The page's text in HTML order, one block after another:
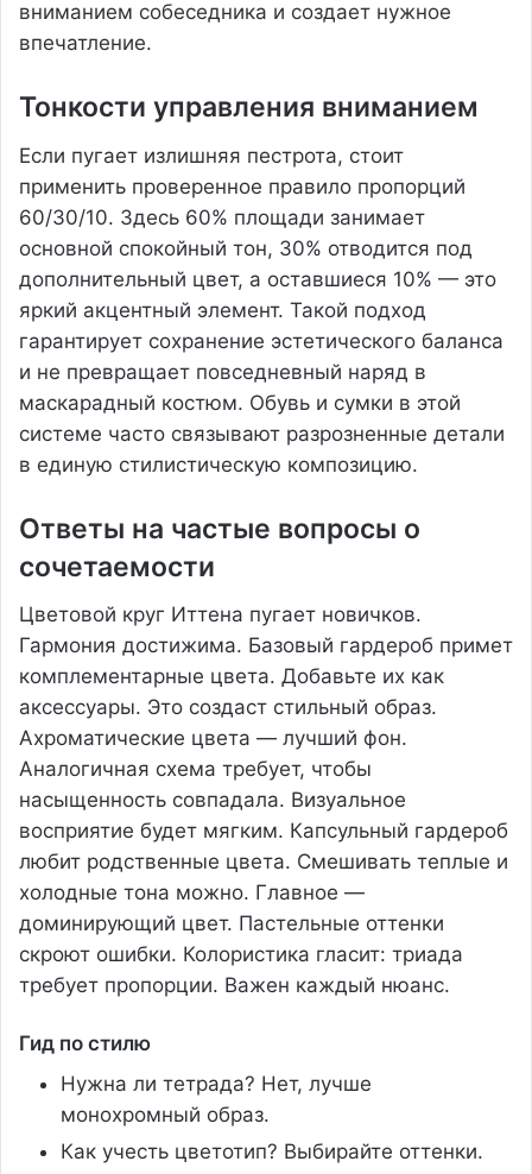
вниманием собеседника и создает нужное
впечатление.
Тонкости управления вниманием
Если пугает излишняя пестрота, стоит
применить проверенное правило пропорций
60/30/10. Здесь 60% площади занимает
основной спокойный тон, 30% отводится под
дополнительный цвет, а оставшиеся 10% — это
яркий акцентный элемент. Такой подход
гарантирует сохранение эстетического баланса
и не превращает повседневный наряд в
маскарадный костюм. Обувь и сумки в этой
системе часто связывают разрозненные детали
в единую стилистическую композицию.
Ответы на частые вопросы о
сочетаемости
Цветовой круг Иттена пугает новичков.
Гармония достижима. Базовый гардероб примет
комплементарные цвета. Добавьте их как
аксессуары. Это создаст стильный образ.
Ахроматические цвета — лучший фон.
Аналогичная схема требует, чтобы
насыщенность совпадала. Визуальное
восприятие будет мягким. Капсульный гардероб
любит родственные цвета. Смешивать теплые и
холодные тона можно. Главное —
доминирующий цвет. Пастельные оттенки
скроют ошибки. Колористика гласит: триада
требует пропорции. Важен каждый нюанс.
Гид по стилю
Нужна ли тетрада? Нет, лучше
монохромный образ.
Как учесть цветотип? Выбирайте оттенки.